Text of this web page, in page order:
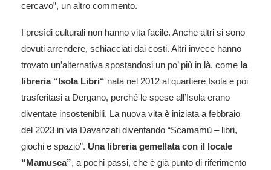
cercavo”, un altro commento.
I presìdi culturali non hanno vita facile. Anche altri si sono
dovuti arrendere, schiacciati dai costi. Altri invece hanno
trovato un’alternativa spostandosi un po’ più in là, come la
libreria “Isola Libri“ nata nel 2012 al quartiere Isola e poi
trasferitasi a Dergano, perché le spese all’Isola erano
diventate insostenibili. La nuova vita è iniziata a febbraio
del 2023 in via Davanzati diventando “Scamamù – libri,
giochi e spazio”. Una libreria gemellata con il locale
“Mamusca”, a pochi passi, che è già punto di riferimento